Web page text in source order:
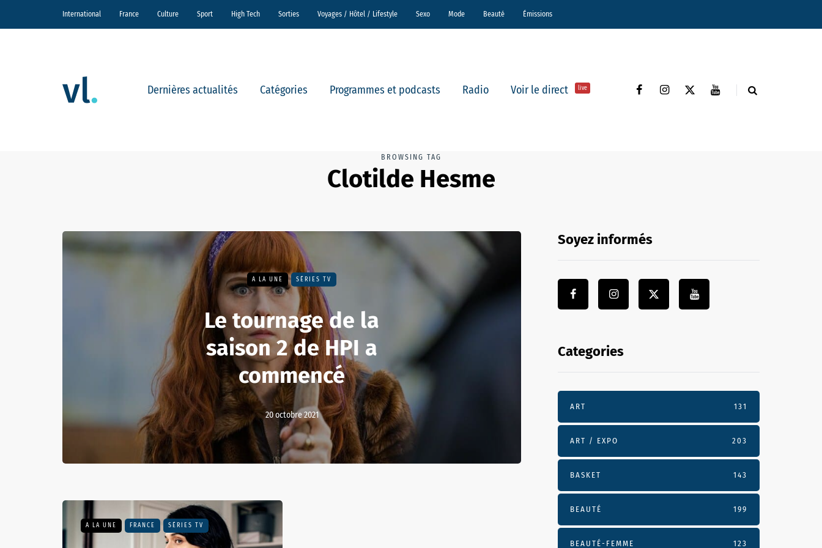
International France Culture Sport High Tech Sorties Voyages / Hôtel / Lifestyle Sexo Mode Beauté Émissions
Dernières actualités Catégories Programmes et podcasts Radio Voir le direct live
BROWSING TAG
Clotilde Hesme
A LA UNE SÉRIES TV
Le tournage de la
saison 2 de HPI a
commencé
20 octobre 2021
A LA UNE FRANCE SÉRIES TV
Soyez informés
Categories
ART 131
ART / EXPO 203
BASKET 143
BEAUTÉ 199
BEAUTÉ-FEMME 123